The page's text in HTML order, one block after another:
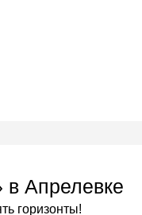
Апрелевке
горизонты!